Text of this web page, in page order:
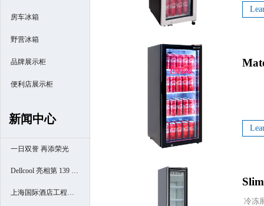
房车冰箱
野营冰箱
品牌展示柜
便利店展示柜
新闻中心
一日双誉 再添荣光
Dellcool 亮相第 139 届
广交会
上海国际酒店工程设
冷冻